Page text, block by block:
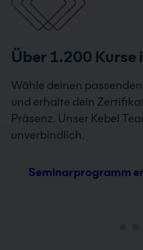
Über 1.200
Wähle deinen
und erhalte dein
Präsenz. Unser Kebel
unverbindlich.
Seminarprogramm